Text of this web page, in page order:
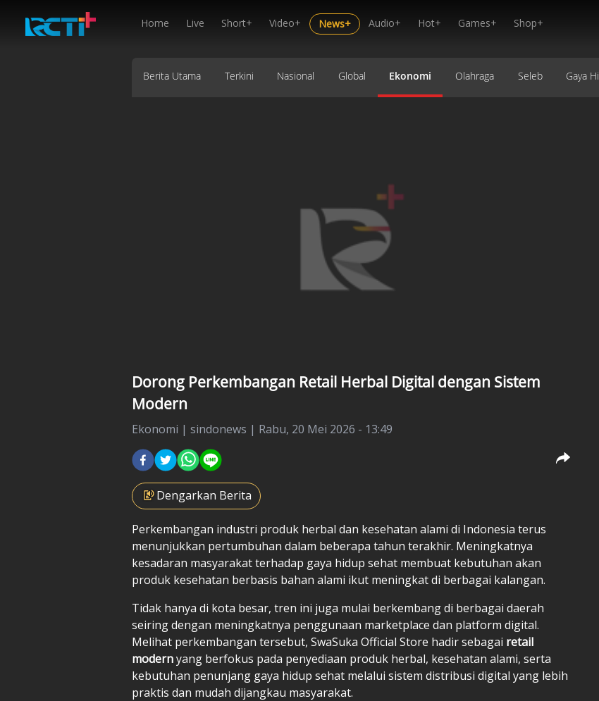
Home Live Short+ Video+ News+ Audio+ Hot+ Games+ Shop+
Berita Utama Terkini Nasional Global Ekonomi Olahraga Seleb Gaya
Dorong Perkembangan Retail Herbal Digital dengan Sistem
Modern
Ekonomi | sindonews | Rabu, 20 Mei 2026 - 13:49
Dengarkan Berita
Perkembangan industri produk herbal dan kesehatan alami di Indonesia terus
menunjukkan pertumbuhan dalam beberapa tahun terakhir. Meningkatnya
kesadaran masyarakat terhadap gaya hidup sehat membuat kebutuhan akan
produk kesehatan berbasis bahan alami ikut meningkat di berbagai kalangan.
Tidak hanya di kota besar, tren ini juga mulai berkembang di berbagai daerah
seiring dengan meningkatnya penggunaan marketplace dan platform digital.
Melihat perkembangan tersebut, SwaSuka Official Store hadir sebagai retail
modernyang berfokus pada penyediaan produk herbal, kesehatan alami, serta
kebutuhan penunjang gaya hidup sehat melalui sistem distribusi digital yang lebih
praktis dan mudah dijangkau masyarakat.